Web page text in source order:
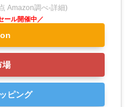
Amazon調べ-詳細)
場
ピング